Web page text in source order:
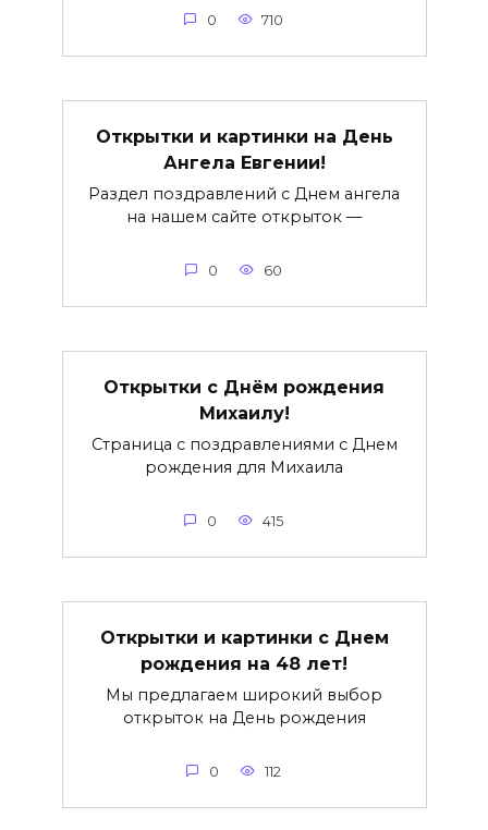
0 710
Открытки и картинки на День
Ангела Евгении!
Раздел поздравлений с Днем ангела
на нашем сайте открыток —
0 60
Открытки с Днём рождения
Михаилу!
Страница с поздравлениями с Днем
рождения для Михаила
0 415
Открытки и картинки с Днем
рождения на 48 лет!
Мы предлагаем широкий выбор
открыток на День рождения
0 112